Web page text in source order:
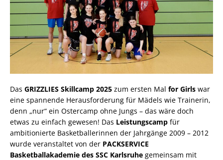
Das GRIZZLIES Skillcamp 2025 zum ersten Mal for Girls war
eine spannende Herausforderung für Mädels wie Trainerin,
denn „nur“ ein Ostercamp ohne Jungs – das wäre doch
etwas zu einfach gewesen! Das Leistungscamp für
ambitionierte Basketballerinnen der Jahrgänge 2009 – 2012
wurde veranstaltet von der PACKSERVICE
Basketballakademie des SSC Karlsruhe gemeinsam mit